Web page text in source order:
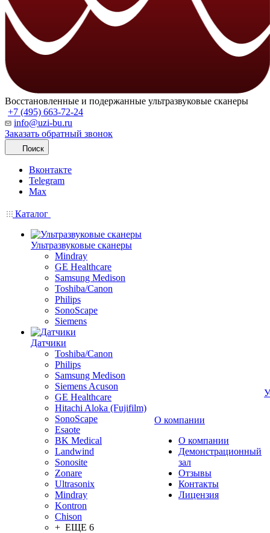
Восстановленные и подержанные ультразвуковые сканеры
+7 (495) 663-72-24
info@uzi-bu.ru
Заказать обратный звонок
Поиск
Вконтакте
Telegram
Max
Каталог
Ультразвуковые сканеры
Mindray
GE Healthcare
Samsung Medison
Toshiba/Canon
Philips
SonoScape
Siemens
Датчики
Toshiba/Canon
Philips
Samsung Medison
Siemens Acuson
GE Healthcare
Hitachi Aloka (Fujifilm)
SonoScape
Esaote
BK Medical
Landwind
Sonosite
Zonare
Ultrasonix
Mindray
Kontron
Chison
+ ЕЩЕ 6
О компании
О компании
Демонстрационный
зал
Отзывы
Контакты
Лицензия